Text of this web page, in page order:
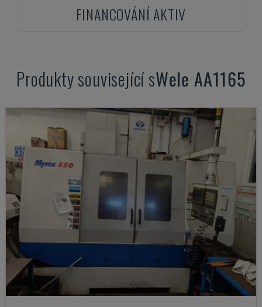
FINANCOVÁNÍ AKTIV
Produkty související sWele AA1165